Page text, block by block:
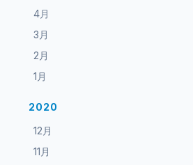
4月
3月
2月
1月
2020
12月
11月